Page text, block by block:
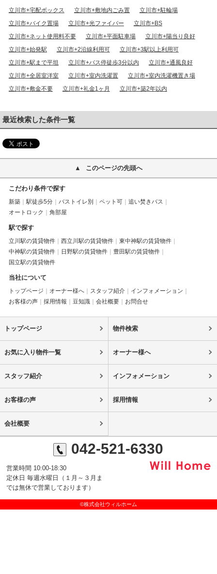
立川市+宅配ボックス
立川市+敷地内ごみ置
立川市+駐輪場
立川市+バイク置場
立川市+光ファイバー
立川市+BS
立川市+ネット使用料不要
立川市+平面駐車場
立川市+陽当り良好
立川市+始発駅
立川市+2沿線利用可
立川市+3駅以上利用可
立川市+駅まで平坦
立川市+バス停徒歩3分以内
立川市+通風良好
立川市+全居室洋室
立川市+室内洗濯置
立川市+室内洗濯機置き場
立川市+敷金不要
立川市+礼金1ヶ月 立川市+築2年以内
最近検索した条件一覧
このページの先頭へ
こだわり条件で探す
新築 駅徒歩5分 バストイレ別 ペット可
追い焚きバス
オートロック
角部屋
駅で探す
立川駅の賃貸物件 西立川駅の賃貸物件
東中神駅の賃貸物件
中神駅の賃貸物件
日野駅の賃貸物件
豊田駅の賃貸物件
国立駅の賃貸物件
当社について
トップページ オーナー様へ スタッフ紹介
インフォメーション
お客様の声
採用情報 豆知識 会社概要 お問合せ
トップページ 物件検索
お気に入り物件一覧 オーナー様へ
スタッフ紹介 インフォメーション
お客様の声 採用情報
会社概要
042-521-6330
営業時間 10:00-18:30
定休日 毎週水曜日（１月～３月ま
では無休で営業しております）
©株式会社ウィルホーム